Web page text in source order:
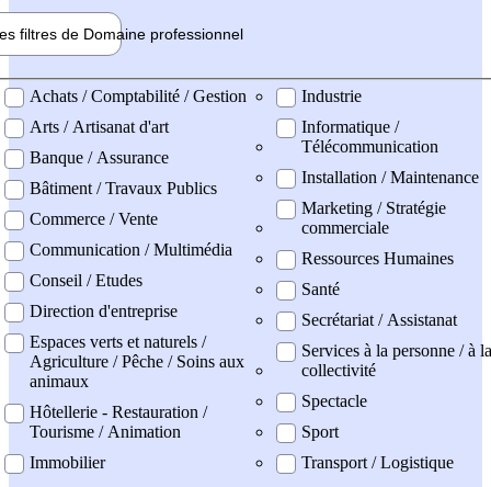
filtres de Domaine professionnel
professionel
Achats / Comptabilité / Gestion
Arts / Artisanat d'art
Banque / Assurance
Bâtiment / Travaux Publics
Commerce / Vente
Communication / Multimédia
Conseil / Etudes
Direction d'entreprise
Espaces verts et naturels /
Agriculture / Pêche / Soins aux
animaux
Hôtellerie - Restauration /
Tourisme / Animation
Immobilier
Industrie
Informatique /
Télécommunication
Installation / Maintenance
Marketing / Stratégie
commerciale
Ressources Humaines
Santé
Secrétariat / Assistanat
Services à la personne / à la
collectivité
Spectacle
Sport
Transport / Logistique